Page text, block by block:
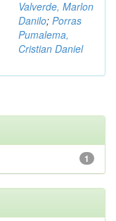
Valverde, Marlon
Danilo; Porras
Pumalema,
Cristian Daniel
1